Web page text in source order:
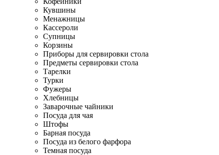
Кувшины
Менажницы
Кассероли
Супницы
Корзины
Приборы для сервировки стола
Предметы сервировки стола
Тарелки
Турки
Фужеры
Хлебницы
Заварочные чайники
Посуда для чая
Штофы
Барная посуда
Посуда из белого фарфора
Темная посуда